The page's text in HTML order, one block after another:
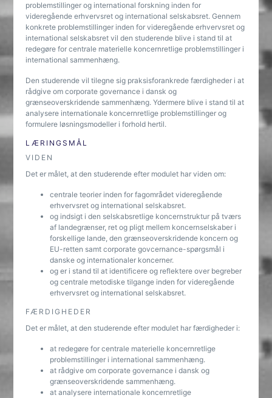
problemstillinger og international forskning inden for
videregående erhvervsret og international selskabsret. Gennem
konkrete problemstillinger inden for videregående erhvervsret og
international selskabsret vil den studerende blive i stand til at
redegøre for centrale materielle koncernretlige problemstillinger i
international sammenhæng.
Den studerende vil tilegne sig praksisforankrede færdigheder i at
rådgive om corporate governance i dansk og
grænseoverskridende sammenhæng. Ydermere blive i stand til at
analysere internationale koncernretlige problemstillinger og
formulere løsningsmodeller i forhold hertil.
LÆRINGSMÅL
VIDEN
Det er målet, at den studerende efter modulet har viden om:
centrale teorier inden for fagområdet videregående
erhvervsret og international selskabsret.
og indsigt i den selskabsretlige koncernstruktur på tværs
af landegrænser, ret og pligt mellem koncernselskaber i
forskellige lande, den grænseoverskridende koncern og
EU-retten samt corporate govcernance-spørgsmål i
danske og internationaler koncerner.
og er i stand til at identificere og reflektere over begreber
og centrale metodiske tilgange inden for videregående
erhvervsret og international selskabsret.
FÆRDIGHEDER
Det er målet, at den studerende efter modulet har færdigheder i:
at redegøre for centrale materielle koncernretlige
problemstillinger i international sammenhæng.
at rådgive om corporate governance i dansk og
grænseoverskridende sammenhæng.
at analysere internationale koncernretlige